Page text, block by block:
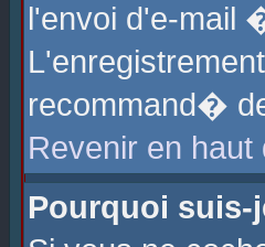
l'envoi d'e-mail
recommand�
Revenir en haut
Pourquoi